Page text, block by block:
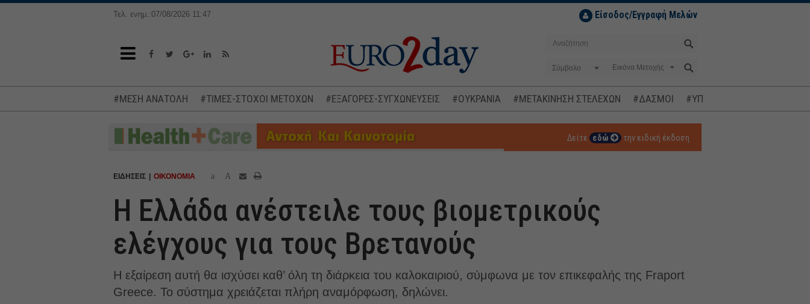
Τελ. ενημ.:07/08/2026 11:47 Είσοδος/Εγγραφή Μελών
Σύμβολο
#ΜΕΣΗ ΑΝΑΤΟΛΗ #ΤΙΜΕΣ-ΣΤΟΧΟΙ ΜΕΤΟΧΩΝ #ΕΞΑΓΟΡΕΣ-ΣΥΓΧΩΝΕΥΣΕΙΣ #ΟΥΚΡΑΝΙΑ #ΜΕΤΑΚΙΝΗΣΗ ΣΤΕΛΕΧΩΝ #ΔΑΣΜΟΙ #ΥΠΟΚΛΟΠΕΣ
Δείτε εδώ την ειδική έκδοση
ΕΙΔΗΣΕΙΣ ΟΙΚΟΝΟΜΙΑ a A
Η Ελλάδα ανέστειλε τους βιομετρικούς
ελέγχους για τους Βρετανούς
Η εξαίρεση αυτή θα ισχύσει καθ’ όλη τη διάρκεια του καλοκαιριού, σύμφωνα με τον επικεφαλής της Fraport
Greece. Το σύστημα χρειάζεται πλήρη αναμόρφωση, δηλώνει.